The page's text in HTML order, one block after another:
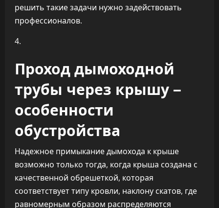
решить такие задачи нужно задействовать
профессионалов.
4.
Проход дымоходной
трубы через крышу –
особенности
обустройства
Надежное примыкание дымохода к крыше
возможно только тогда, когда крыша создана с
качественной обрешеткой, которая
соответствует типу кровли, наклону скатов, где
равномерным образом распределяются